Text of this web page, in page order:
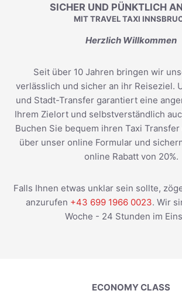
SICHER UND PÜNKTLICH
MIT TRAVEL TAXI
Herzlich Willkommen
Seit über 10 Jahren bringen wir
verlässlich und sicher an ihr Reiseziel.
und Stadt-Transfer garantiert eine
Ihrem Zielort und selbstverständlich
Buchen Sie bequem ihren Taxi
über unser online Formular und
online Rabatt von 20%.
Falls Ihnen etwas unklar sein sollte,
anzurufen +43 699 1966 0023. Wir
Woche - 24 Stunden im
ECONOMY CLASS